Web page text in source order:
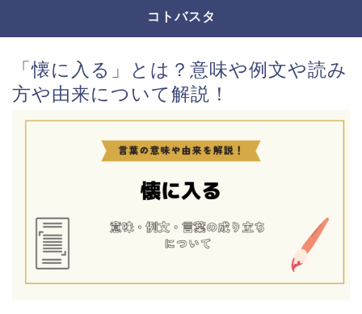
コトバスタ
「懐に入る」とは？意味や例文や読み
方や由来について解説！